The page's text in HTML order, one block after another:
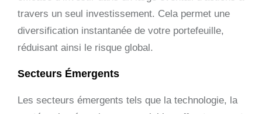
travers un seul investissement. Cela permet une
diversification instantanée de votre portefeuille,
réduisant ainsi le risque global.
Secteurs Émergents
Les secteurs émergents tels que la technologie, la